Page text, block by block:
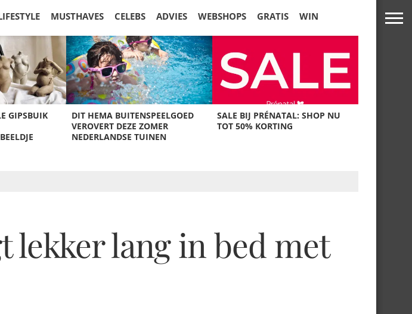
MUSTHAVES CELEBS ADVIES WEBSHOPS GRATIS WIN
GIPSBUIK
DIT HEMA BUITENSPEELGOED
VEROVERT DEZE ZOMER
NEDERLANDSE TUINEN
SALE BIJ PRÉNATAL: SHOP NU
TOT 50% KORTING
lekker lang in bed met